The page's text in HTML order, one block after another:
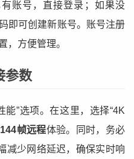
账号，直接登录；如果没
即可创建新账号。账号注册
，方便管理。
参数
”选项。在这里，选择“4K
帧远程体验。同时，务必
减少网络延迟，确保实时响